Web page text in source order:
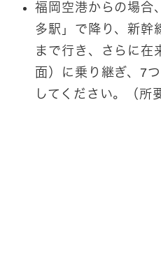
福岡空港からの場合
多駅」で降り、新幹
まで行き、さらに在
面）に乗り継ぎ、7
してください。（所